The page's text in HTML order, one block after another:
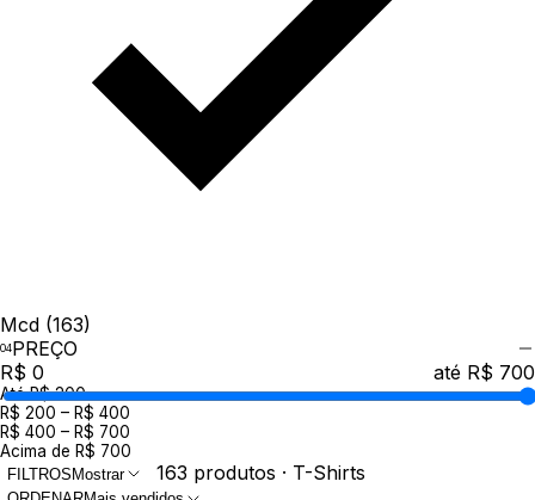
Mcd (163)
PREÇO
R$ 0
até R$ 700
Até R$ 200
R$ 200 – R$ 400
R$ 400 – R$ 700
Acima de R$ 700
FILTROS Mostrar 163 produtos · T-Shirts